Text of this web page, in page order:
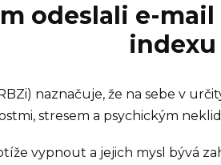
odeslali e-
indexu
naznačuje, že na sebe v
stresem a psychickým
vypnout a jejich mysl bývá